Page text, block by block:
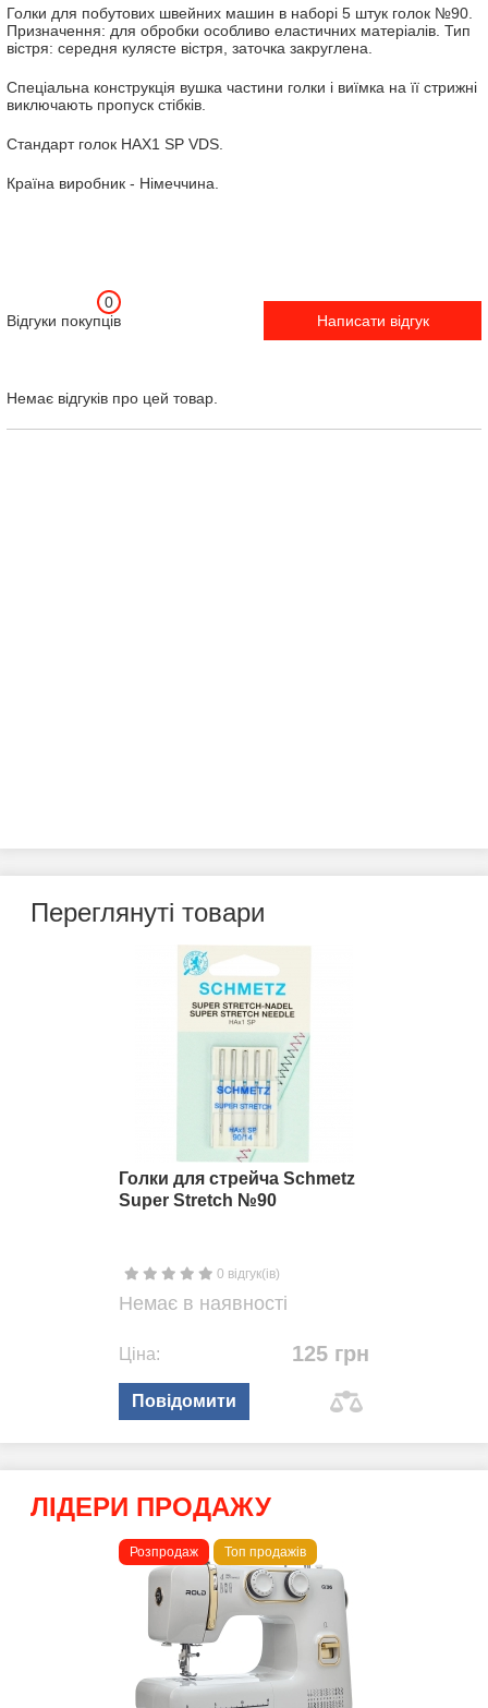
Голки для побутових швейних машин в наборі 5 штук голок №90.
Призначення: для обробки особливо еластичних матеріалів. Тип
вістря: середня кулясте вістря, заточка закруглена.
Спеціальна конструкція вушка частини голки і виїмка на її стрижні
виключають пропуск стібків.
Стандарт голок HAX1 SP VDS.
Країна виробник - Німеччина.
Відгуки покупців
0
Написати відгук
Немає відгуків про цей товар.
Переглянуті товари
Голки для стрейча Schmetz
Super Stretch №90
0 відгук(ів)
Немає в наявності
Ціна: 125 грн
Повідомити
ЛІДЕРИ ПРОДАЖУ
Розпродаж Топ продажів